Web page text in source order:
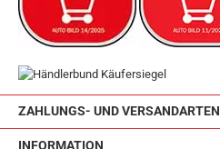
ZAHLUNGS- UND VERSANDARTEN
INFORMATION